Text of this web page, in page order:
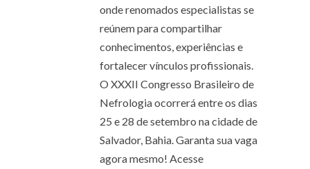
onde renomados especialistas se
reúnem para compartilhar
conhecimentos, experiências e
fortalecer vínculos profissionais.
O XXXII Congresso Brasileiro de
Nefrologia ocorrerá entre os dias
25 e 28 de setembro na cidade de
Salvador, Bahia. Garanta sua vaga
agora mesmo! Acesse